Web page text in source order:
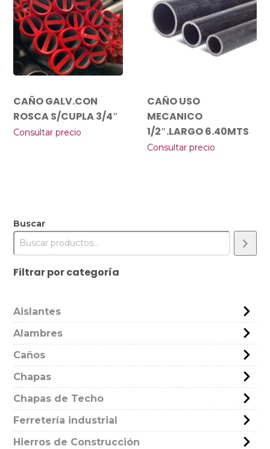
CAÑO GALV.CON
ROSCA S/CUPLA 3/4″
Consultar precio
CAÑO USO
MECANICO
1/2″.LARGO 6.40MTS
Consultar precio
Buscar
Filtrar por categoría
Aislantes
Alambres
Caños
Chapas
Chapas de Techo
Ferretería industrial
Hierros de Construcción